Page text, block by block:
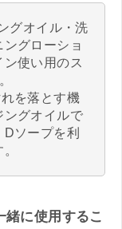
グオイル・洗
グローショ
使い用のス
を落とす機
ングオイルで
ソープを利
に使用するこ